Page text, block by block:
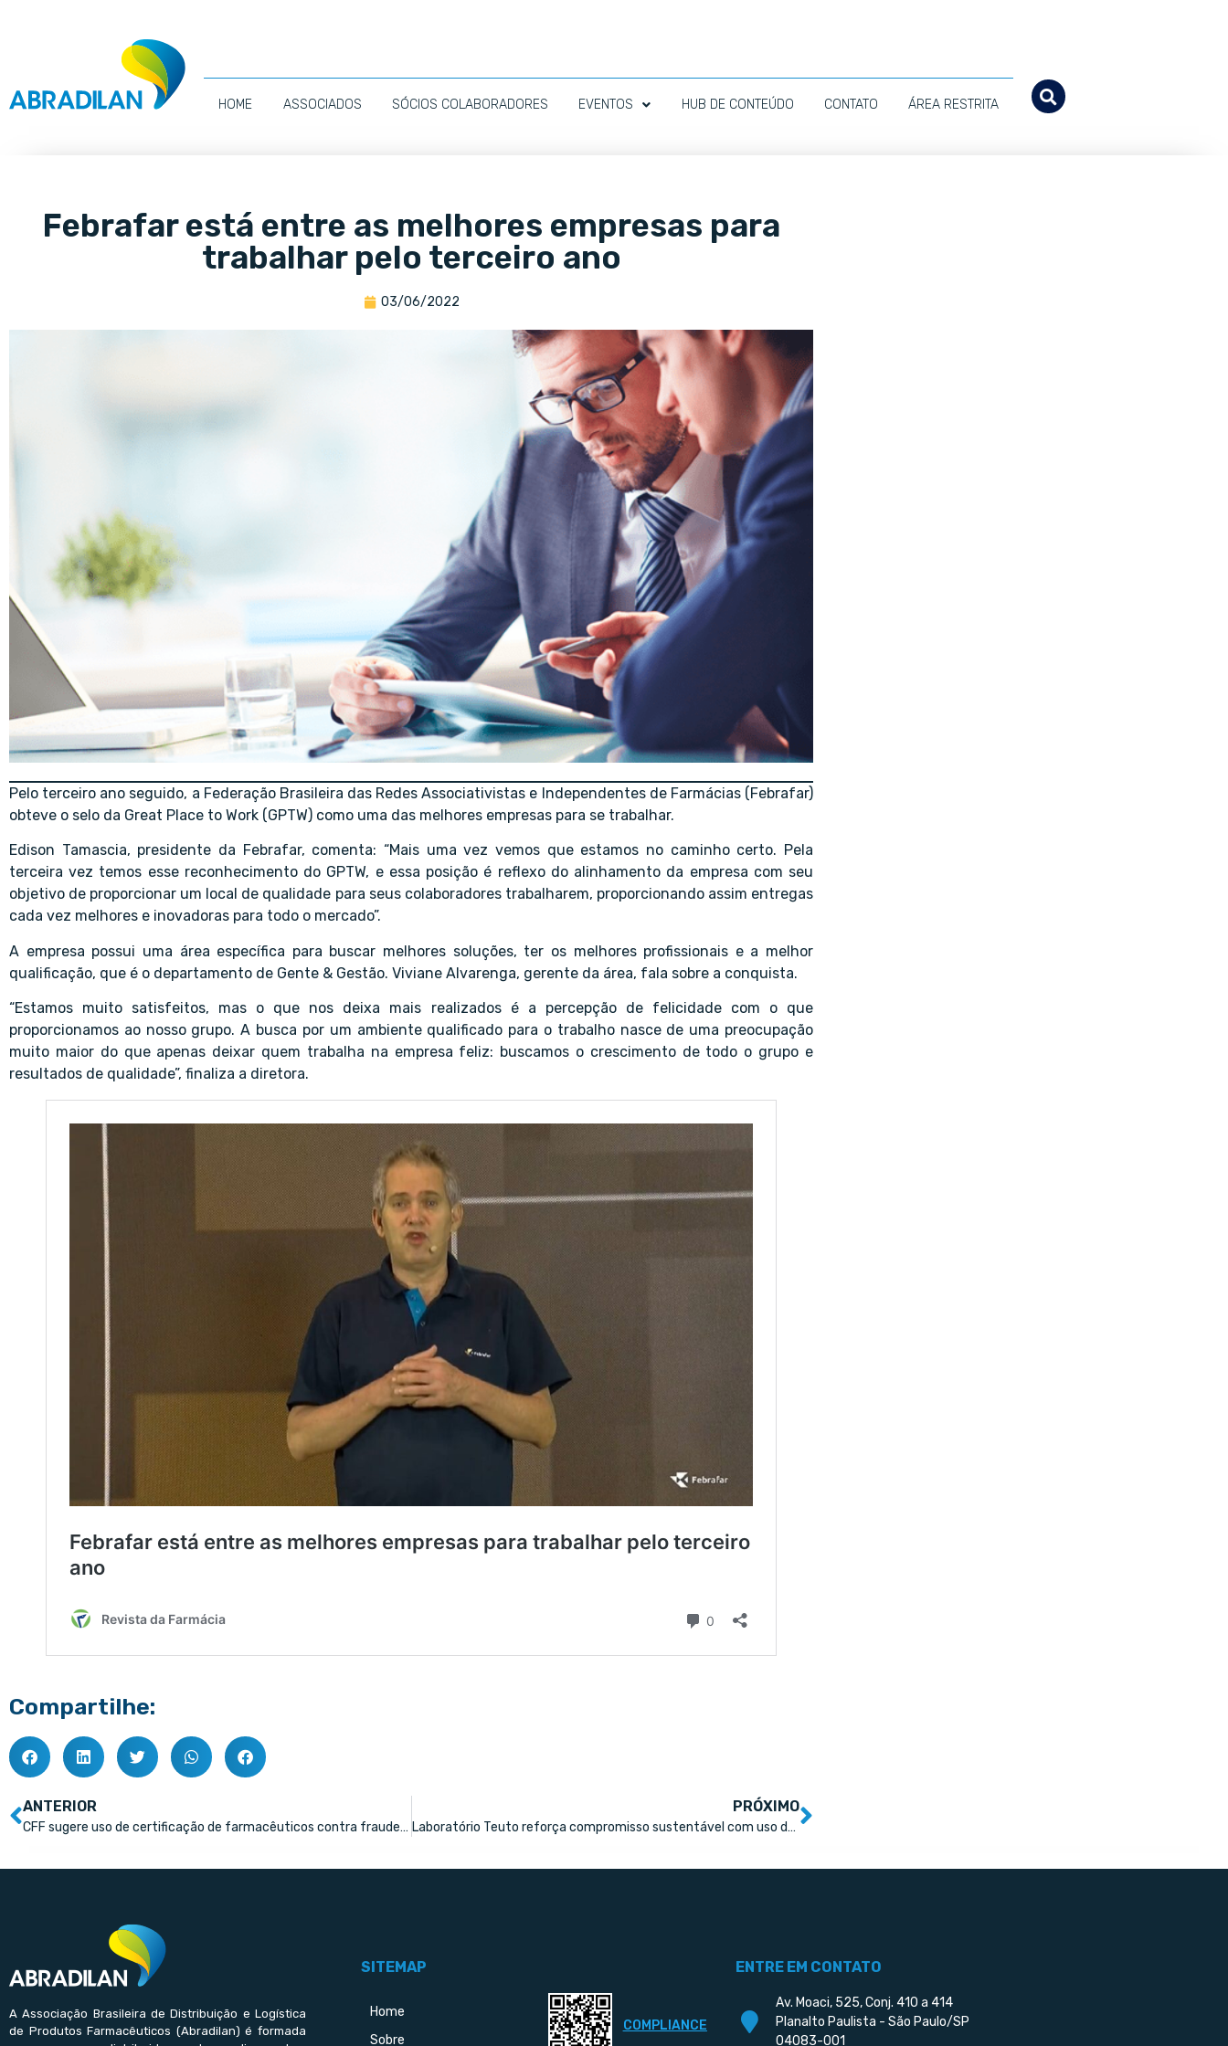
HOME ASSOCIADOS SÓCIOS COLABORADORES EVENTOS HUB DE CONTEÚDO CONTATO ÁREA RESTRITA
Febrafar está entre as melhores empresas para
trabalhar pelo terceiro ano
03/06/2022
Pelo terceiro ano seguido, a Federação Brasileira das Redes Associativistas e Independentes de Farmácias (Febrafar)
obteve o selo da Great Place to Work (GPTW) como uma das melhores empresas para se trabalhar.
Edison Tamascia, presidente da Febrafar, comenta: “Mais uma vez vemos que estamos no caminho certo. Pela
terceira vez temos esse reconhecimento do GPTW, e essa posição é reflexo do alinhamento da empresa com seu
objetivo de proporcionar um local de qualidade para seus colaboradores trabalharem, proporcionando assim entregas
cada vez melhores e inovadoras para todo o mercado”.
A empresa possui uma área específica para buscar melhores soluções, ter os melhores profissionais e a melhor
qualificação, que é o departamento de Gente & Gestão. Viviane Alvarenga, gerente da área, fala sobre a conquista.
“Estamos muito satisfeitos, mas o que nos deixa mais realizados é a percepção de felicidade com o que
proporcionamos ao nosso grupo. A busca por um ambiente qualificado para o trabalho nasce de uma preocupação
muito maior do que apenas deixar quem trabalha na empresa feliz: buscamos o crescimento de todo o grupo e
resultados de qualidade”, finaliza a diretora.
Compartilhe:
ANTERIOR
CFF sugere uso de certificação de farmacêuticos contra fraudes no Farmácia Popular
PRÓXIMO
Laboratório Teuto reforça compromisso sustentável com uso de embalagens com fibras certificadas e rastreáveis
A Associação Brasileira de Distribuição e Logística
de Produtos Farmacêuticos (Abradilan) é formada
SITEMAP
Home
Sobre
COMPLIANCE
ENTRE EM CONTATO
Av. Moaci, 525, Conj. 410 a 414
Planalto Paulista - São Paulo/SP
04083-001